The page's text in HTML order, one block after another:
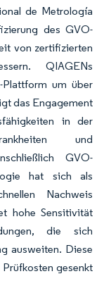
de Metrología
des GVO-
von zertifizierten
QIAGENs
Plattform um über
das Engagement
in der
und
GVO-
hat sich als
Nachweis
hohe Sensitivität
die sich
ausweiten. Diese
gesenkt